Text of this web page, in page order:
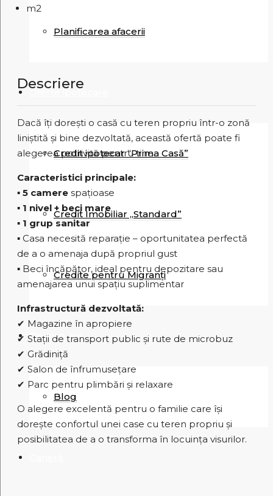
Planificarea afacerii
Oferte ipotecare
Credit ipotecar “Prima Casă”
Credit Imobiliar „Standard”
Credite pentru Migranți
Despre noi
Blog
m2
Descriere
Dacă îți dorești o casă cu teren propriu într-o zonă
liniștită și bine dezvoltată, această ofertă poate fi
alegerea potrivită pentru tine.
Caracteristici principale:
▪ 5 camere spațioase
▪ 1 nivel + beci mare
▪ 1 grup sanitar
▪ Casa necesită reparație – oportunitatea perfectă
de a o amenaja după propriul gust
▪ Beci încăpător, ideal pentru depozitare sau
amenajarea unui spațiu suplimentar
Infrastructură dezvoltată:
✔ Magazine în apropiere
✔ Stații de transport public și rute de microbuz
✔ Grădiniță
✔ Salon de înfrumusețare
✔ Parc pentru plimbări și relaxare
O alegere excelentă pentru o familie care își
dorește confortul unei case cu teren propriu și
posibilitatea de a o transforma în locuința visurilor.